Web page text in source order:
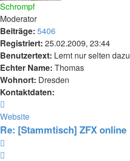
Schrompf
Moderator
Beiträge: 5406
Registriert: 25.02.2009, 23:44
Benutzertext: Lernt nur selten dazu
Echter Name: Thomas
Wohnort: Dresden
Kontaktdaten:
von
Schrompf
Website
Re: [Stammtisch] ZFX online